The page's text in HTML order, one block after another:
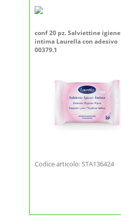
conf 20 pz. Salviettine igiene
intima Laurella con adesivo
00379.1
Codice articolo: STA136424